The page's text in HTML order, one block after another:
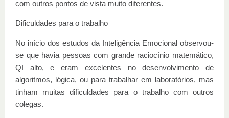
com outros pontos de vista muito diferentes.
Dificuldades para o trabalho
No início dos estudos da Inteligência Emocional observou-
se que havia pessoas com grande raciocínio matemático,
QI alto, e eram excelentes no desenvolvimento de
algoritmos, lógica, ou para trabalhar em laboratórios, mas
tinham muitas dificuldades para o trabalho com outros
colegas.